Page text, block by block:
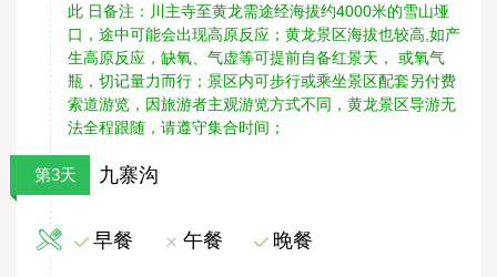
此 日备注：川主寺至黄龙需途经海拔约4000米的雪山垭
口，途中可能会出现高原反应；黄龙景区海拔也较高,如产
生高原反应，缺氧、气虚等可提前自备红景天， 或氧气
瓶，切记量力而行；景区内可步行或乘坐景区配套另付费
索道游览，因旅游者主观游览方式不同，黄龙景区导游无
法全程跟随，请遵守集合时间；
第3天 九寨沟
早餐 午餐 晚餐